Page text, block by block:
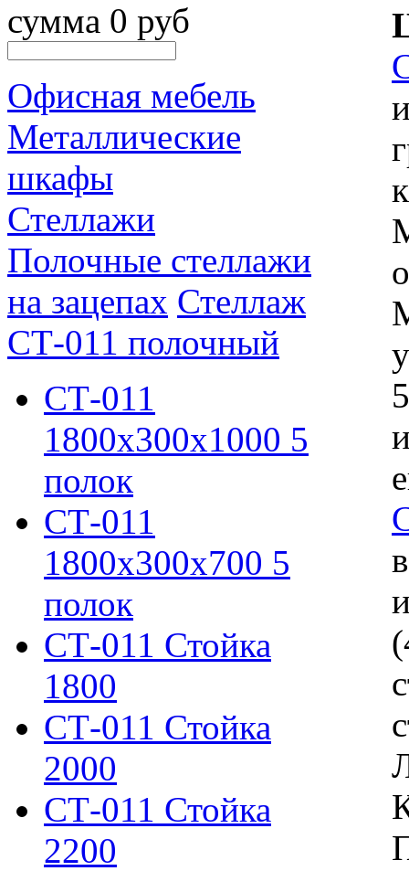
сумма 0 руб
Офисная мебель
Металлические
шкафы
Стеллажи
Полочные стеллажи
на зацепах Стеллаж
СТ-011 полочный
СТ-011
1800х300х1000 5
полок
СТ-011
1800х300х700 5
полок
СТ-011 Стойка
1800
СТ-011 Стойка
2000
СТ-011 Стойка
2200